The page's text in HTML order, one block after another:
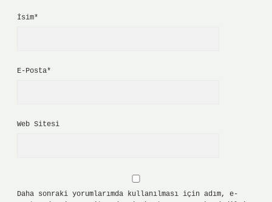
İsim*
E-Posta*
Web Sitesi
Daha sonraki yorumlarımda kullanılması için adım, e-